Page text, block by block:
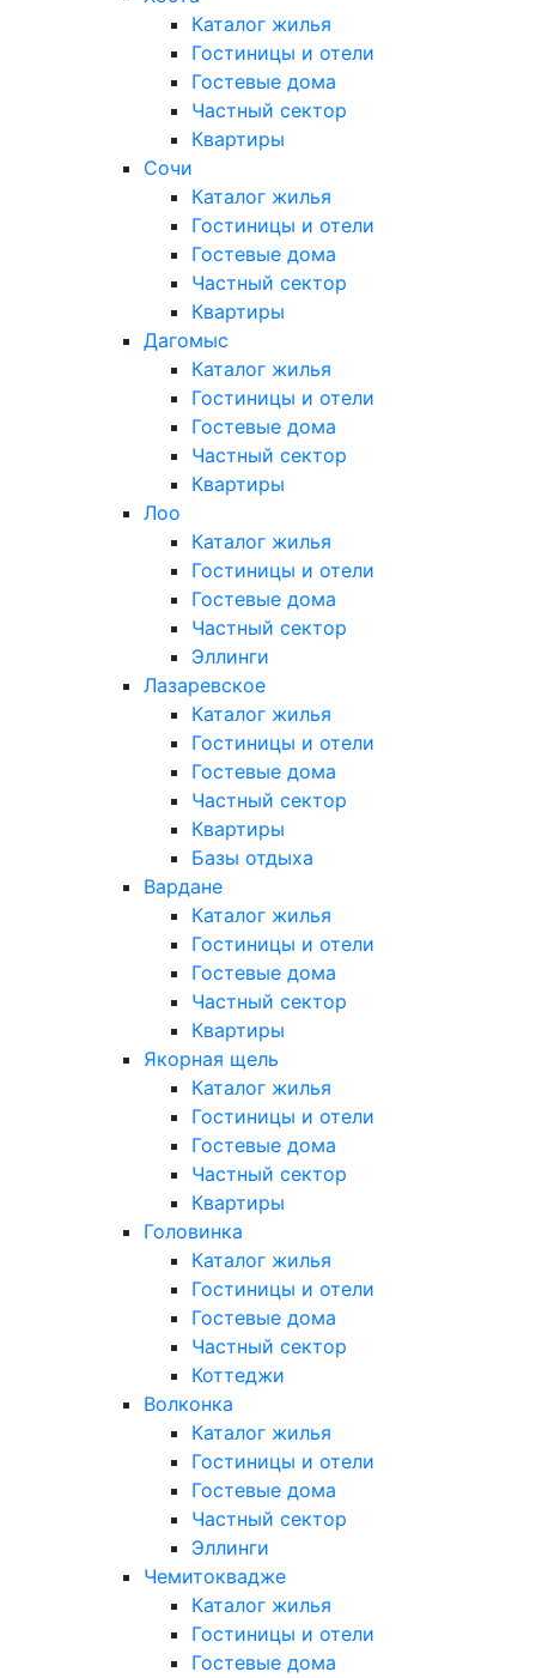
Каталог жилья
Гостиницы и отели
Гостевые дома
Частный сектор
Квартиры
Сочи
Каталог жилья
Гостиницы и отели
Гостевые дома
Частный сектор
Квартиры
Дагомыс
Каталог жилья
Гостиницы и отели
Гостевые дома
Частный сектор
Квартиры
Лоо
Каталог жилья
Гостиницы и отели
Гостевые дома
Частный сектор
Эллинги
Лазаревское
Каталог жилья
Гостиницы и отели
Гостевые дома
Частный сектор
Квартиры
Базы отдыха
Вардане
Каталог жилья
Гостиницы и отели
Гостевые дома
Частный сектор
Квартиры
Якорная щель
Каталог жилья
Гостиницы и отели
Гостевые дома
Частный сектор
Квартиры
Головинка
Каталог жилья
Гостиницы и отели
Гостевые дома
Частный сектор
Коттеджи
Волконка
Каталог жилья
Гостиницы и отели
Гостевые дома
Частный сектор
Эллинги
Чемитоквадже
Каталог жилья
Гостиницы и отели
Гостевые дома